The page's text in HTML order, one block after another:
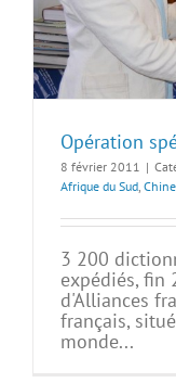
Opération
8 février 2011 |
Afrique du Sud Chine
3 200
expédiés, fin
d'Alliances
français,
monde...